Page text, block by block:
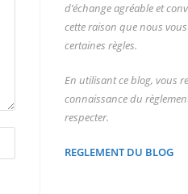
d’échange agréable et
cette raison que nous
certaines règles.
En utilisant ce blog, vous
connaissance du
respecter.
REGLEMENT DU BLOG